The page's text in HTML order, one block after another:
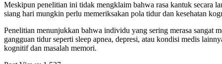
Meskipun penelitian ini tidak mengklaim bahwa rasa kantuk secara
siang hari mungkin perlu memeriksakan pola tidur dan kesehatan
Penelitian menunjukkan bahwa individu yang sering merasa sangat
gangguan tidur seperti sleep apnea, depresi, atau kondisi medis
kognitif dan masalah memori.